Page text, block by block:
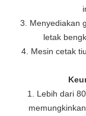
3. Menyediakan
letak
4. Mesin cetak
1. Lebih dari